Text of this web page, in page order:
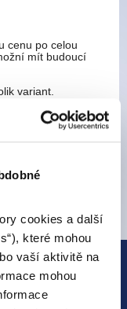
cookies a další
které mohou
vaší aktivitě na
mohou
cenu po celou
mít budoucí
variant.
se snižuje riziko
v jednom